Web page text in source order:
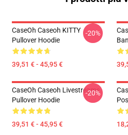
CaseOh Caseoh KITTY
Pullover Hoodie
39,51 € - 45,95 €
-20%
CaseOh Caseoh Livestreams
Pullover Hoodie
39,51 € - 45,95 €
-20%